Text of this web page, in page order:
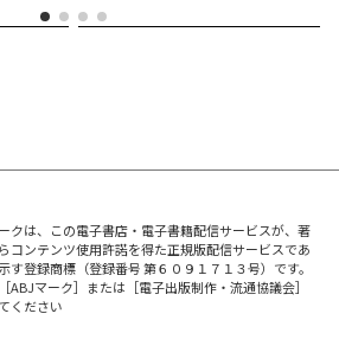
クは、この電子書店・電子書籍配信サービスが、著
コンテンツ使用許諾を得た正規版配信サービスであ
す登録商標（登録番号 第６０９１７１３号）です。
ABJマーク］または［電子出版制作・流通協議会］
ください